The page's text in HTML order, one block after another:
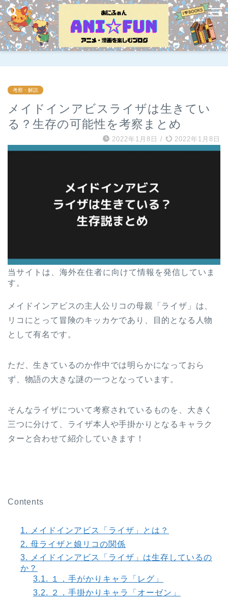
考察・解説
メイドインアビスライザは生きてい
る？生存の可能性を考察まとめ
2022年1月8日 / 2022年1月8日
当サイトは、海外在住者に向けて情報を発信していま
す。
メイドインアビスの主人公リコの母親「ライザ」は、
リコにとって冒険のキッカケであり、目的となる人物
として有名です。
ただ、生きているのか作中では明らかになっておら
ず、物語の大きな謎の一つとなっています。
そんなライザについて考察されているものを、大きく
三つに分けて、ライザ本人や手掛かりとなるキャラク
ターと合わせて紹介していきます！
Contents
1.
メイドインアビス「ライザ」とは？
2. 母ライザと娘リコの関係
3.
メイドインアビス「ライザ」は生存しているの
か？
3.1.
１．手がかりキャラ「レグ」
3.2.
２．手掛かりキャラ「オーゼン」